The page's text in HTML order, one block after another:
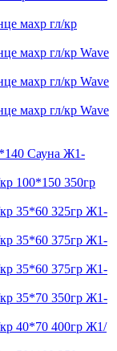
махр гл/кр
махр гл/кр Wave
махр гл/кр Wave
махр гл/кр Wave
Сауна Ж1-
100*150 350гр
35*60 325гр Ж1-
35*60 375гр Ж1-
35*60 375гр Ж1-
35*70 350гр Ж1-
40*70 400гр Ж1/